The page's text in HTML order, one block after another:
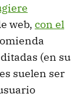
web, con el
(en su
suelen ser